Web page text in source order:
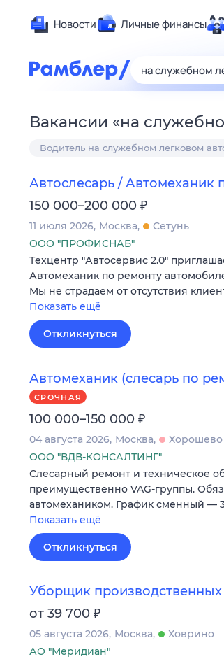
Новости Личные финансы
Вакансии «на
Водитель на служебном легковом
Автослесарь / Автомеханик
150 000–200 000 ₽
11 июля 2026 Москва
Сетунь
ООО "ПРОФИСНАБ"
Tехцeнтp "Автоcервис 2.0"
Автомеханик по peмoнту
Mы не страдaем от отcутcтвия
Показать ещё
Откликнуться
Автомеханик (слесарь по
СРОЧНАЯ
100 000–150 000 ₽
04 августа 2026 Москва
Хорошево
ООО "ВДВ-КОНСАЛТИНГ"
Слесарный ремонт и техническое
преимущественно VAG-группы.
автомехаником. График сменный —
Показать ещё
Откликнуться
Уборщик
от 39 700 ₽
05 августа 2026 Москва
Ховрино
АО "Меридиан"